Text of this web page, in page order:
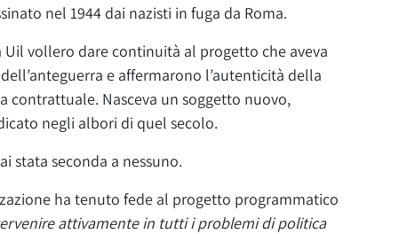
nel 1944 dai nazisti in fuga da Roma.
vollero dare continuità al progetto che aveva
e affermarono l’autenticità della
contrattuale. Nasceva un soggetto nuovo,
negli albori di quel secolo.
stata seconda a nessuno.
ha tenuto fede al progetto programmatico
attivamente in tutti i problemi di politica